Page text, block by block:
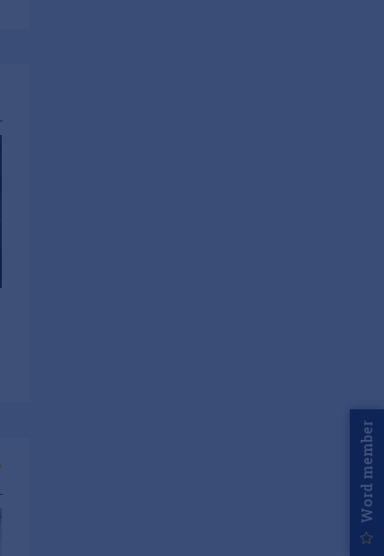
Word member